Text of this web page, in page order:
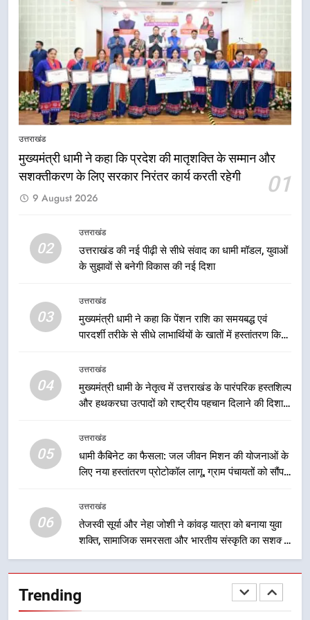
उत्तराखंड
मुख्यमंत्री धामी ने कहा कि प्रदेश की मातृशक्ति के सम्मान और
सशक्तीकरण के लिए सरकार निरंतर कार्य करती रहेगी
01
9 August 2026
02
उत्तराखंड
उत्तराखंड की नई पीढ़ी से सीधे संवाद का धामी मॉडल, युवाओं
के सुझावों से बनेगी विकास की नई दिशा
03
उत्तराखंड
मुख्यमंत्री धामी ने कहा कि पेंशन राशि का समयबद्ध एवं
पारदर्शी तरीके से सीधे लाभार्थियों के खातों में हस्तांतरण किया
लाभ मिल रहा है
04
उत्तराखंड
मुख्यमंत्री धामी के नेतृत्व में उत्तराखंड के पारंपरिक हस्तशिल्प
और हथकरघा उत्पादों को राष्ट्रीय पहचान दिलाने की दिशा में
05
उत्तराखंड
धामी कैबिनेट का फैसला: जल जीवन मिशन की योजनाओं के
लिए नया हस्तांतरण प्रोटोकॉल लागू, ग्राम पंचायतों को सौंपने
06
उत्तराखंड
तेजस्वी सूर्या और नेहा जोशी ने कांवड़ यात्रा को बनाया युवा
शक्ति, सामाजिक समरसता और भारतीय संस्कृति का सशक्त
संदेश
Trending
तेजस्वी सूर्या और नेहा जोशी ने कांवड़
यात्रा को बनाया युवा शक्ति, सामाजिक
समरसता और भारतीय संस्कृति का सशक्त
संदेश
उत्तराखंड
7
केंद्रीय मंत्री अजय टम्टा और मुख्यमंत्री
धामी की बैठक, सड़क परियोजनाओं पर
8
लिए सरकार निरंतर कार्य करती रहेगी
उत्तराखंड
उत्तराखंड की नई पीढ़ी से सीधे संवाद का
धामी मॉडल, युवाओं के सुझावों से बनेगी
3
मुख्यमंत्री धामी ने कहा कि पेंशन राशि का
रहा है, जिससे पात्र लोगों को सरकारी
योजनाओं का सीधे लाभ मिल रहा है
पारंपरिक हस्तशिल्प और हथकरघा उत्पादों
को राष्ट्रीय पहचान दिलाने की दिशा में